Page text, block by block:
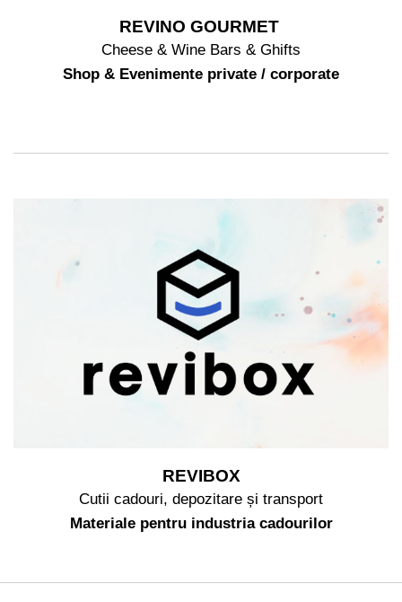
REVINO GOURMET
Cheese & Wine Bars & Ghifts
Shop & Evenimente private / corporate
REVIBOX
Cutii cadouri, depozitare și transport
Materiale pentru industria cadourilor